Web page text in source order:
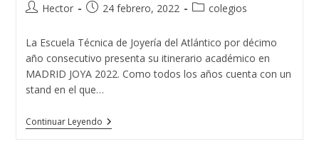
Autor
la
entrada:
Hector
Publicación
la
entrada:
24 febrero, 2022
Categoría
la
entrada:
colegios
La Escuela Técnica de Joyería del Atlántico por décimo
año consecutivo presenta su itinerario académico en
MADRID JOYA 2022. Como todos los años cuenta con un
stand en el que…
Continuar LeyendoLa
Escuela